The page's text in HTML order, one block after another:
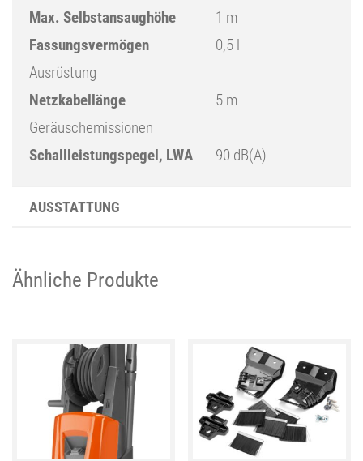
Max. Selbstansaughöhe
1 m
Fassungsvermögen
0,5 l
Ausrüstung
Netzkabellänge
5 m
Geräuschemissionen
Schallleistungspegel, LWA
90 dB(A)
AUSSTATTUNG
Ähnliche Produkte